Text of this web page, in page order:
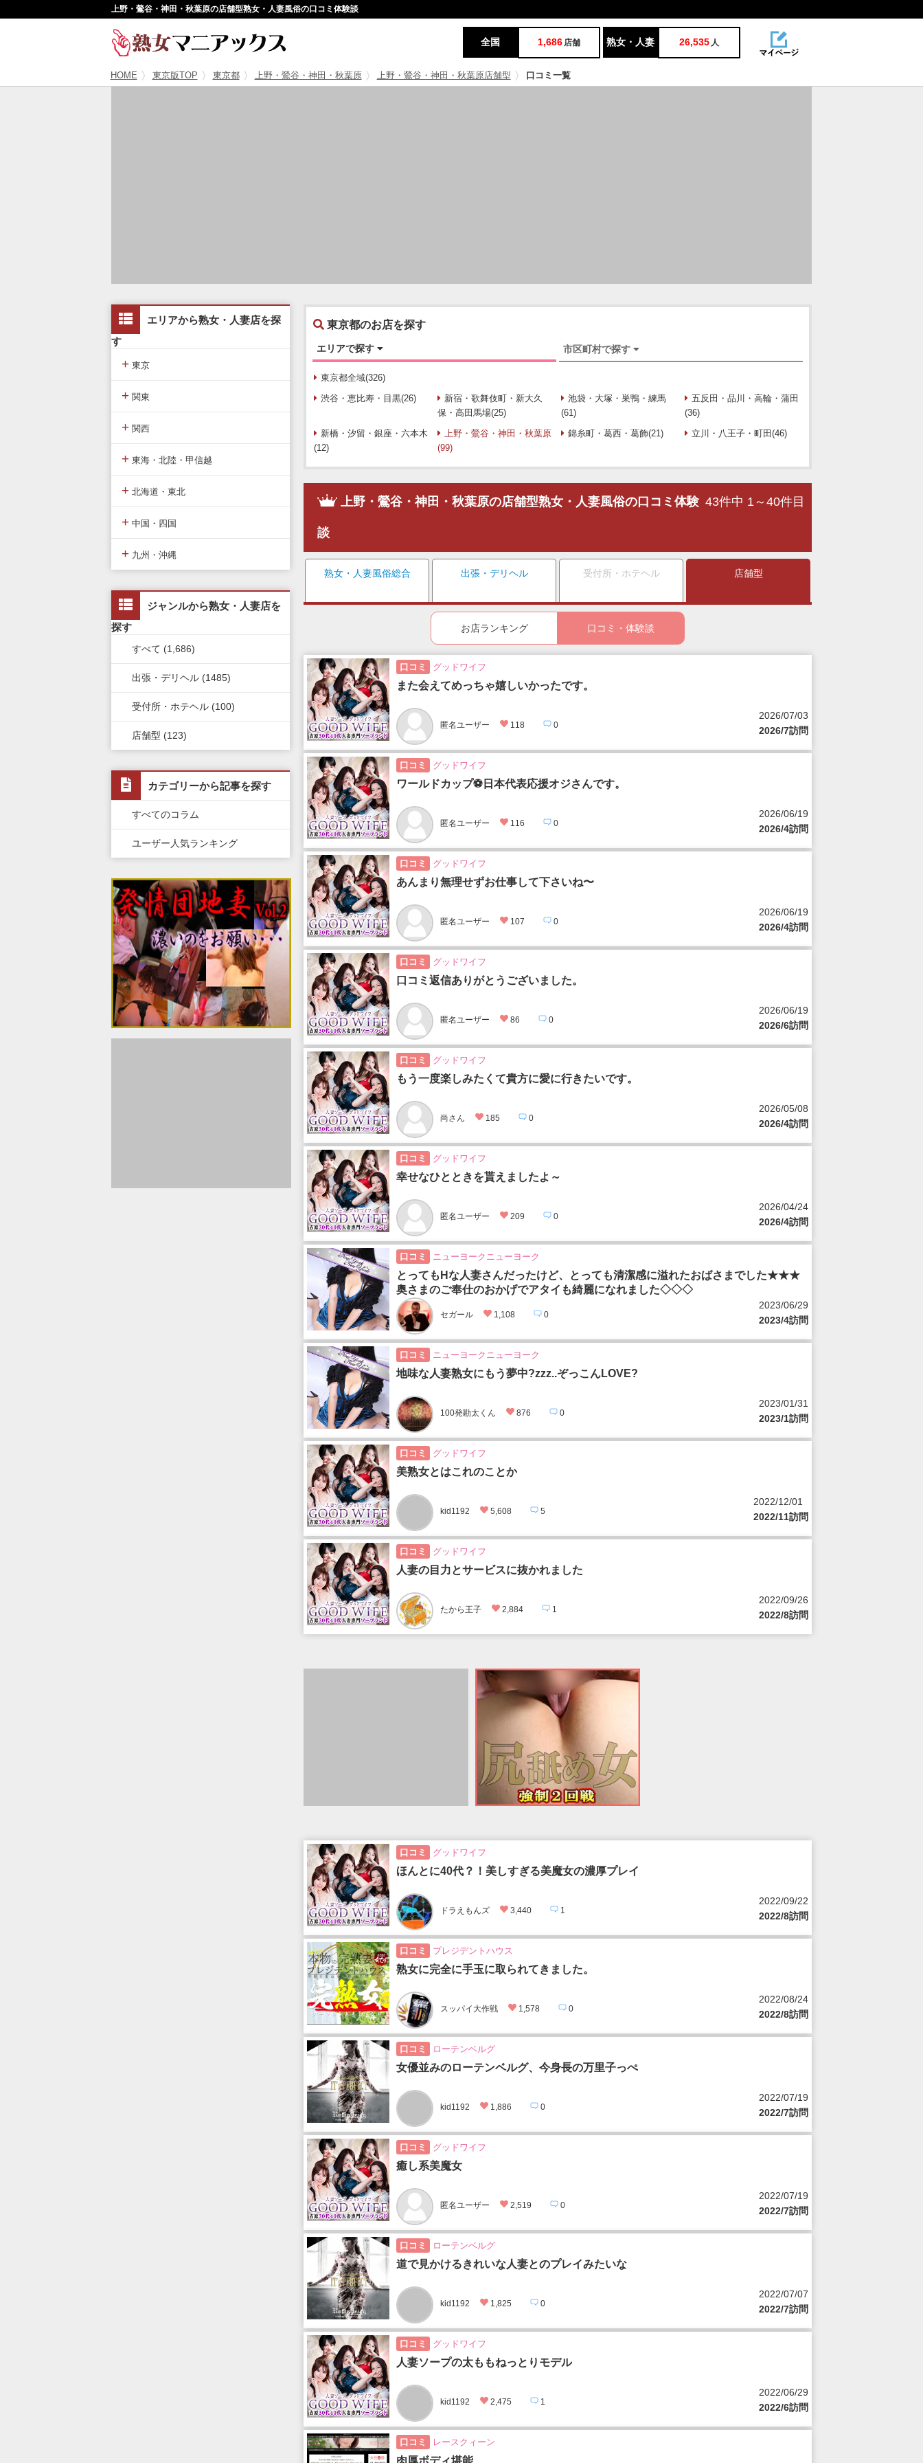
上野・鶯谷・神田・秋葉原の店舗型熟女・人妻風俗の口コミ体験談
全国 1,686 店舗 熟女・人妻 26,535 人
HOME 東京版TOP 東京都 上野・鶯谷・神田・秋葉原 上野・鶯谷・神田・秋葉原店舗型 口コミ一覧
エリアから熟女・人妻店を探
す
+ 東京
東京版TOP
東京全域
渋谷・恵比寿・目黒
新宿・歌舞伎町・新大久保・高
五反田・品川・高輪・蒲田
新橋・汐留・銀座・六本木
+ 関東
関東版TOP
関東全域
埼玉県
神奈川県
千葉県
群馬県
+ 関西
関西版TOP
関西全域
大阪府
京都府
奈良県
和歌山県
+ 東海・北陸・甲信越
東海・北陸・甲信越版TOP
東海・北陸・甲信越全域
愛知県
岐阜県
三重県
山梨県
長野県
石川県
福井県
+ 北海道・東北
北海道・東北版TOP
北海道・東北全域
青森県
秋田県
山形県
岩手県
福島県
+ 中国・四国
中国・四国版TOP
岡山県
鳥取県
島根県
山口県
香川県
愛媛県
+ 九州・沖縄
福岡県
熊本県
佐賀県
長崎県
大分県
鹿児島県
ジャンルから熟女・人妻店を
探す
すべて (1,686)
出張・デリヘル (1485)
受付所・ホテヘル (100)
店舗型 (123)
カテゴリーから記事を探す
すべてのコラム
ユーザー人気ランキング
東京都のお店を探す
エリアで探す 市区町村で探す
東京都全域(326)
渋谷・恵比寿・目黒(26)
新宿・歌舞伎町・新大久
保・高田馬場(25)
池袋・大塚・巣鴨・練馬
(61)
五反田・品川・高輪・蒲田
(36)
新橋・汐留・銀座・六本木
(12)
上野・鶯谷・神田・秋葉原
(99)
錦糸町・葛西・葛飾(21) 立川・八王子・町田(46)
43件中 1～40件目
上野・鶯谷・神田・秋葉原の店舗型熟女・人妻風俗の口コミ体験
談
熟女・人妻風俗総合 出張・デリヘル 受付所・ホテヘル 店舗型
お店ランキング 口コミ・体験談
口コミ グッドワイフ
また会えてめっちゃ嬉しいかったです。
匿名ユーザー 118 0
2026/07/03
2026/7訪問
口コミ グッドワイフ
ワールドカップ⚽日本代表応援オジさんです。
匿名ユーザー 116 0
2026/06/19
2026/4訪問
口コミ グッドワイフ
あんまり無理せずお仕事して下さいね〜
匿名ユーザー 107 0
2026/06/19
2026/4訪問
口コミ グッドワイフ
口コミ返信ありがとうございました。
匿名ユーザー 86 0
2026/06/19
2026/6訪問
口コミ グッドワイフ
もう一度楽しみたくて貴方に愛に行きたいです。
尚さん 185 0
2026/05/08
2026/4訪問
口コミ グッドワイフ
幸せなひとときを貰えましたよ～
匿名ユーザー 209 0
2026/04/24
2026/4訪問
口コミ ニューヨークニューヨーク
とってもHな人妻さんだったけど、とっても清潔感に溢れたおばさまでした★★★
奥さまのご奉仕のおかげでアタイも綺麗になれました◇◇◇
セガール 1,108 0
2023/06/29
2023/4訪問
口コミ ニューヨークニューヨーク
地味な人妻熟女にもう夢中?zzz..ぞっこんLOVE?
100発勘太くん 876 0
2023/01/31
2023/1訪問
口コミ グッドワイフ
美熟女とはこれのことか
kid1192 5,608 5
2022/12/01
2022/11訪問
口コミ グッドワイフ
人妻の目力とサービスに抜かれました
たから王子 2,884 1
2022/09/26
2022/8訪問
口コミ グッドワイフ
ほんとに40代？！美しすぎる美魔女の濃厚プレイ
ドラえもんズ 3,440 1
2022/09/22
2022/8訪問
口コミ プレジデントハウス
熟女に完全に手玉に取られてきました。
スッパイ大作戦 1,578 0
2022/08/24
2022/8訪問
口コミ ローテンベルグ
女優並みのローテンベルグ、今身長の万里子っぺ
kid1192 1,886 0
2022/07/19
2022/7訪問
口コミ グッドワイフ
癒し系美魔女
匿名ユーザー 2,519 0
2022/07/19
2022/7訪問
口コミ ローテンベルグ
道で見かけるきれいな人妻とのプレイみたいな
kid1192 1,825 0
2022/07/07
2022/7訪問
口コミ グッドワイフ
人妻ソープの太ももねっとりモデル
kid1192 2,475 1
2022/06/29
2022/6訪問
口コミ レースクィーン
肉厚ボディ堪能